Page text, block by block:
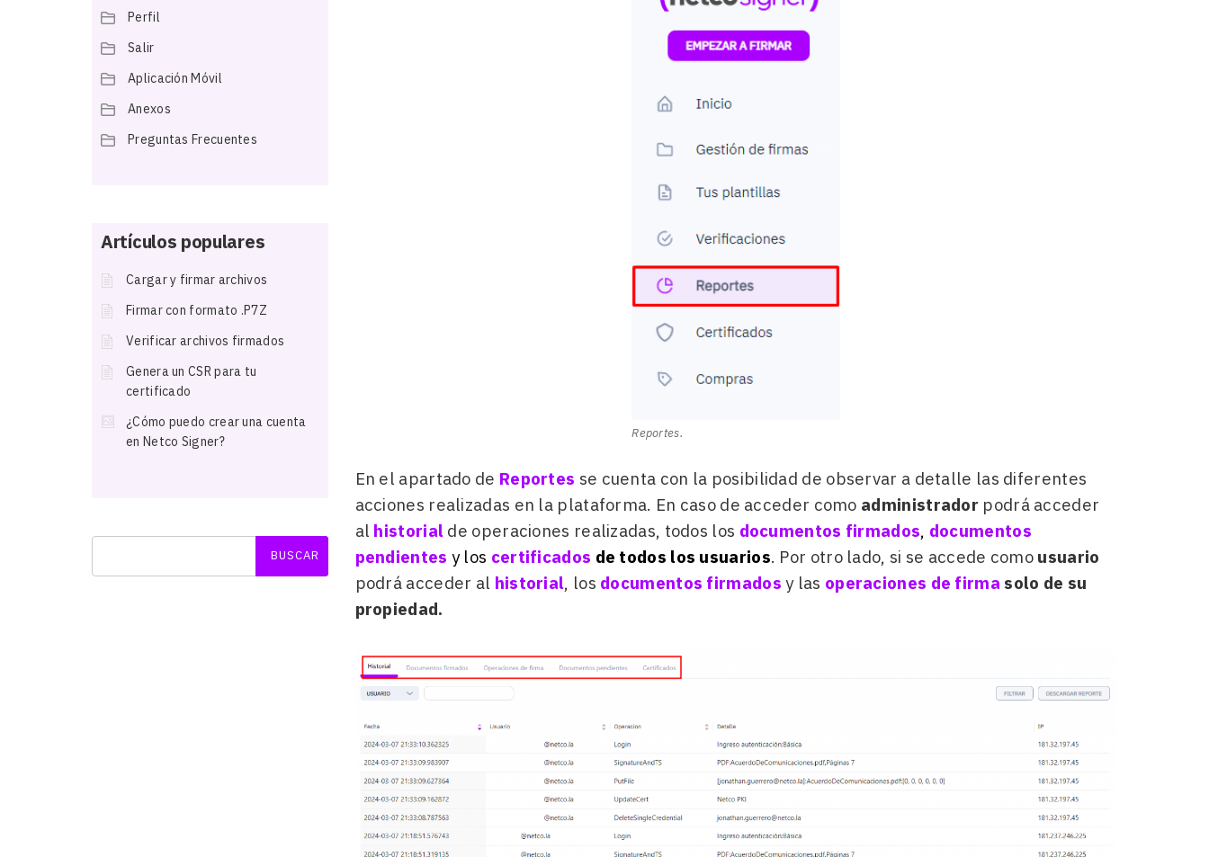
Perfil
Salir
Aplicación Móvil
Anexos
Preguntas Frecuentes
Artículos populares
Cargar y firmar archivos
Firmar con formato .P7Z
Verificar archivos firmados
Genera un CSR para tu
certificado
¿Cómo puedo crear una cuenta
en Netco Signer?
Reportes.
En el apartado de Reportes se cuenta con la posibilidad de observar a detalle las diferentes
acciones realizadas en la plataforma. En caso de acceder como administrador podrá acceder
al historial de operaciones realizadas, todos los documentos firmados, documentos
pendientes y los certificados de todos los usuarios. Por otro lado, si se accede como usuario
podrá acceder al historial, los documentos firmados y las operaciones de firma solo de su
propiedad.